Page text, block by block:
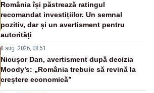
România își păstrează ratingul
recomandat investițiilor. Un semnal
pozitiv, dar și un avertisment pentru
autorități
8 aug. 2026, 08:51
Nicușor Dan, avertisment după decizia
Moody’s: „România trebuie să revină la
creștere economică”